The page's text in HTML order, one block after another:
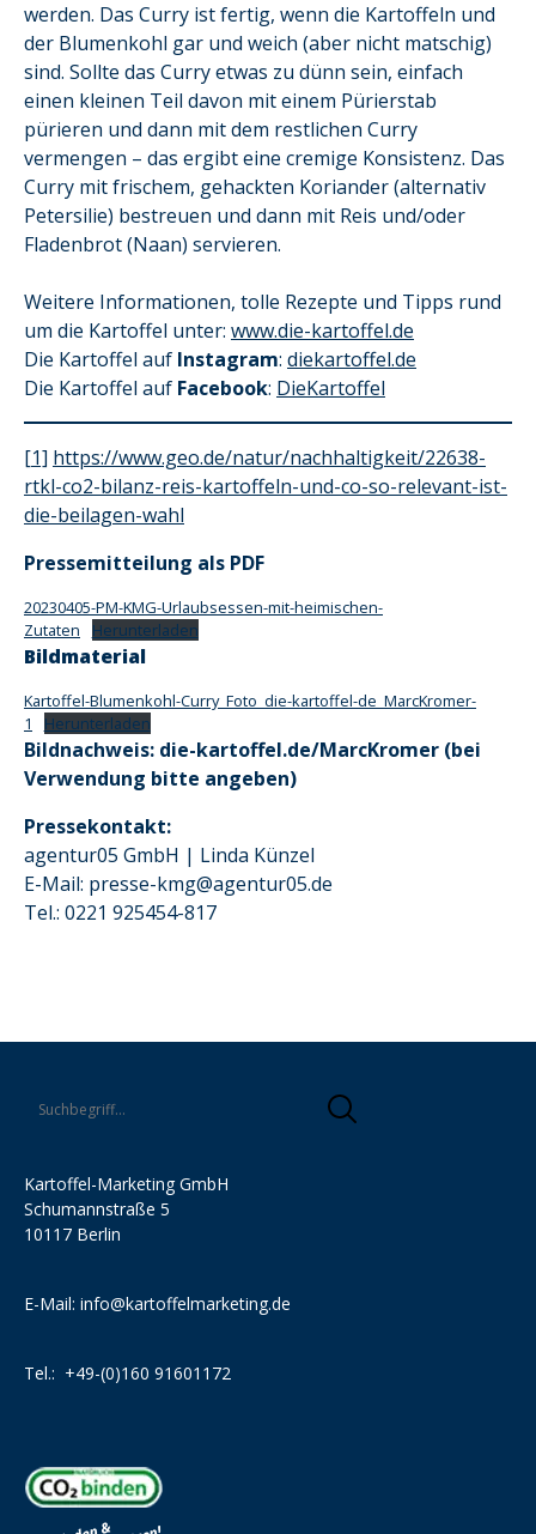
werden. Das Curry ist fertig, wenn die Kartoffeln und
der Blumenkohl gar und weich (aber nicht matschig)
sind. Sollte das Curry etwas zu dünn sein, einfach
einen kleinen Teil davon mit einem Pürierstab
pürieren und dann mit dem restlichen Curry
vermengen – das ergibt eine cremige Konsistenz. Das
Curry mit frischem, gehackten Koriander (alternativ
Petersilie) bestreuen und dann mit Reis und/oder
Fladenbrot (Naan) servieren.
Weitere Informationen, tolle Rezepte und Tipps rund
um die Kartoffel unter: www.die-kartoffel.de
Die Kartoffel auf Instagram: diekartoffel.de
Die Kartoffel auf Facebook: DieKartoffel
[1] https://www.geo.de/natur/nachhaltigkeit/22638-
rtkl-co2-bilanz-reis-kartoffeln-und-co-so-relevant-ist-
die-beilagen-wahl
Pressemitteilung als PDF
20230405-PM-KMG-Urlaubsessen-mit-heimischen-
Zutaten
Herunterladen
Bildmaterial
Kartoffel-Blumenkohl-Curry_Foto_die-kartoffel-de_MarcKromer-
1
Herunterladen
Bildnachweis: die-kartoffel.de/MarcKromer (bei
Verwendung bitte angeben)
Pressekontakt:
agentur05 GmbH | Linda Künzel
E-Mail: presse-kmg@agentur05.de
Tel.: 0221 925454-817
Kartoffel-Marketing GmbH
Schumannstraße 5
10117 Berlin
E-Mail: info@kartoffelmarketing.de
Tel.: +49-(0)160 91601172